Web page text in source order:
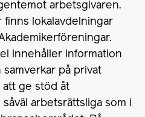
arbetsgivaren.
finns lokalavdelningar
innehåller information
på privat
att ge stöd åt
arbetsrättsliga som i